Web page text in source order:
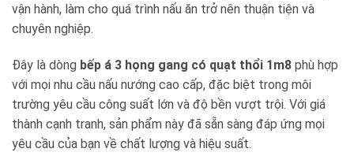
vận hành, làm cho quá trình nấu ăn trở nên thuận tiện và
chuyên nghiệp.
Đây là dòng bếp á 3 họng gang có quạt thổi 1m8 phù hợp
với mọi nhu cầu nấu nướng cao cấp, đặc biệt trong môi
trường yêu cầu công suất lớn và độ bền vượt trội. Với giá
thành cạnh tranh, sản phẩm này đã sẵn sàng đáp ứng mọi
yêu cầu của bạn về chất lượng và hiệu suất.